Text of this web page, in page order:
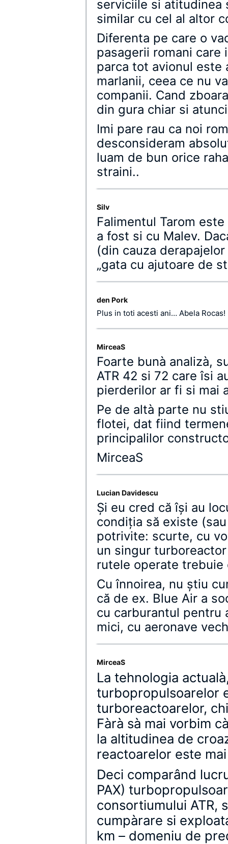
serviciile si atitudinea
similar cu cel al altor
Diferenta pe care o
pasagerii romani care
parca tot avionul este
marlanii, ceea ce nu
companii. Cand
din gura chiar si
Imi pare rau ca noi
desconsideram
luam de bun orice
straini..
Silv
Falimentul Tarom
a fost si cu Malev.
(din cauza
„gata cu ajutoare de
den Pork
Plus in toti acesti ani… Abela Rocas!
MirceaS
Foarte bunà analizà,
ATR 42 si 72 care îsi
pierderilor ar fi si mai
Pe de altà parte nu
flotei, dat fiind
principalilor
MirceaS
Lucian Davidescu
Și eu cred că îşi au
condiţia să existe
potrivite: scurte, cu
un singur
rutele operate
Cu înnoirea, nu ştiu
că de ex. Blue Air a
cu carburantul pentru
mici, cu aeronave
MirceaS
La tehnologia
turbopropulsoarelor
turboreactoarelor,
Fàrà sà mai vorbim
la altitudinea de
reactoarelor este
Deci comparând
PAX)
consortiumului ATR,
cumpàrare si
km – domeniu de